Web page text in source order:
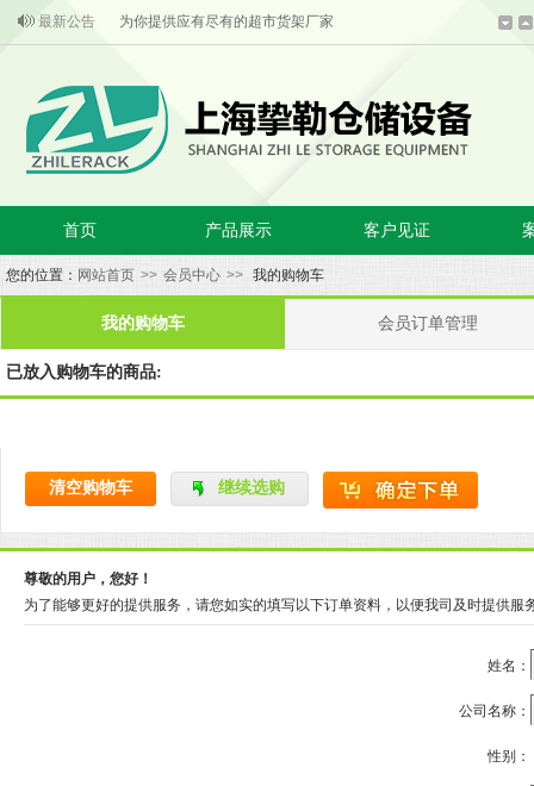
最新公告
为你提供应有尽有的超市货架厂家
超市货架批发产品的主要组成部分结合
超市货架上惊现自有品牌产品
超市货架的生产技术和内部标准
首页 产品展示 客户见证
您的位置： 网站首页 >> 会员中心 >> 我的购物车
我的购物车 会员订单管理
已放入购物车的商品:
清空购物车 继续选购
尊敬的用户，您好！
为了能够更好的提供服务，请您如实的填写以下订单资料，以便我司及时提供服
姓名：
公司名称：
性别：